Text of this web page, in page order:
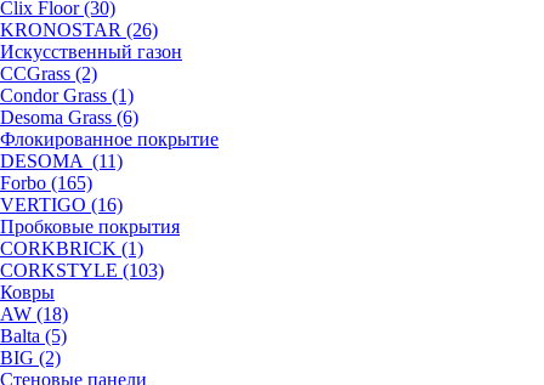
Clix Floor (30)
KRONOSTAR (26)
Искусственный газон
CCGrass (2)
Condor Grass (1)
Desoma Grass (6)
Флокированное покрытие
DESOMA (11)
Forbo (165)
VERTIGO (16)
Пробковые покрытия
CORKBRICK (1)
CORKSTYLE (103)
Ковры
AW (18)
Balta (5)
BIG (2)
Стеновые панели